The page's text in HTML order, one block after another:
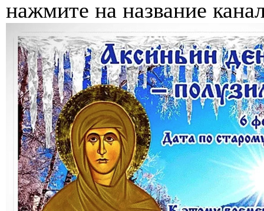
нажмите на название